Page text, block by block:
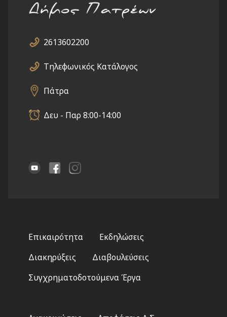
2613602200
Τηλεφωνικός Κατάλογος
Πάτρα
Δευ - Παρ 8:00-14:00
menu
Επικαιρότητα
Εκδηλώσεις
Διακηρύξεις
Διαβουλεύσεις
Συγχρηματοδοτούμενα Έργα